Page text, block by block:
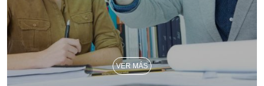
VER MÁS